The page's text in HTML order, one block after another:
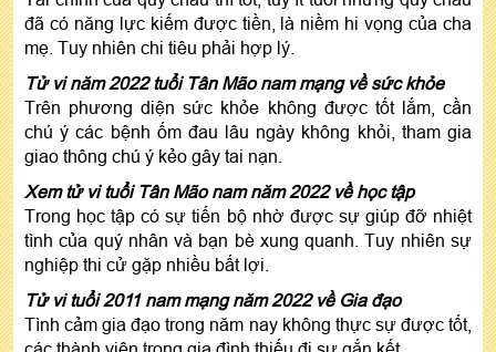
đã có năng lực kiếm được tiền, là niềm hi vọng của cha
mẹ. Tuy nhiên chi tiêu phải hợp lý.
Tử vi năm 2022 tuổi Tân Mão nam mạng về sức khỏe
Trên phương diện sức khỏe không được tốt lắm, cần
chú ý các bệnh ốm đau lâu ngày không khỏi, tham gia
giao thông chú ý kẻo gây tai nạn.
Xem tử vi tuổi Tân Mão nam năm 2022 về học tập
Trong học tập có sự tiến bộ nhờ được sự giúp đỡ nhiệt
tình của quý nhân và bạn bè xung quanh. Tuy nhiên sự
nghiệp thi cử gặp nhiều bất lợi.
Tử vi tuổi 2011 nam mạng năm 2022 về Gia đạo
Tình cảm gia đạo trong năm nay không thực sự được tốt,